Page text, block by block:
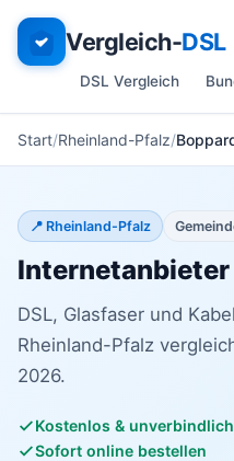
Vergleich-DSL
DSL Vergleich
Start Rheinland-Pfalz
📍 Rheinland-Pfalz
Internetanbieter
DSL, Glasfaser und
Rheinland-Pfalz
2026.
Kostenlos & unverbindlich
Sofort online bestellen